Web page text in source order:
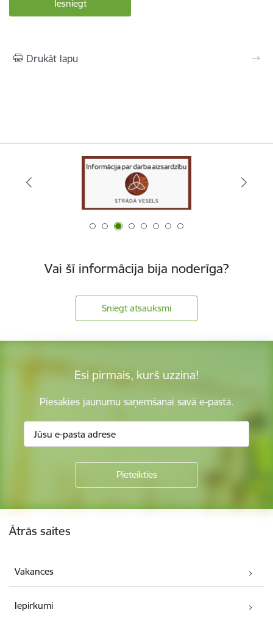
Drukāt lapu
Vai šī informācija bija noderīga?
Sniegt atsauksmi
Esi pirmais, kurš uzzina!
Piesakies jaunumu saņemšanai savā e-pastā.
Ātrās saites
Vakances
Iepirkumi